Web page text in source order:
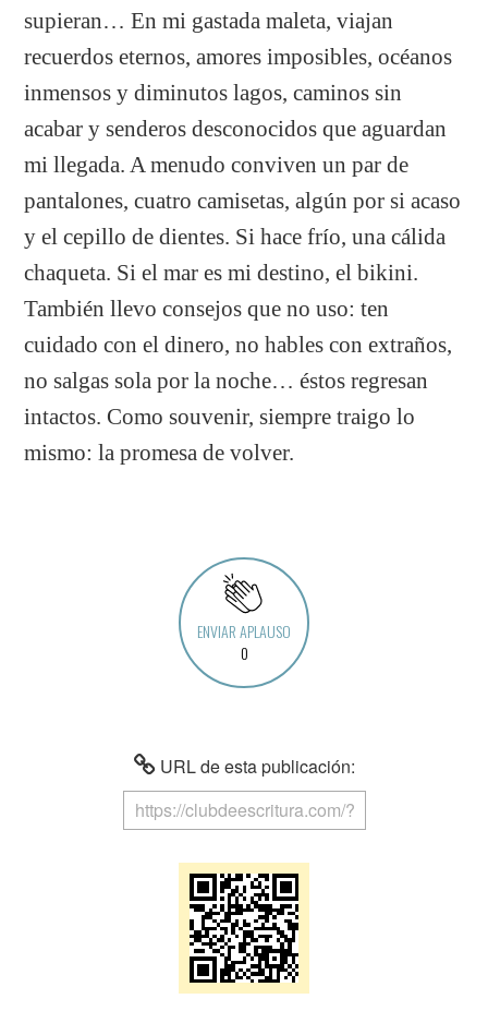
supieran… En mi gastada maleta, viajan
recuerdos eternos, amores imposibles, océanos
inmensos y diminutos lagos, caminos sin
acabar y senderos desconocidos que aguardan
mi llegada. A menudo conviven un par de
pantalones, cuatro camisetas, algún por si acaso
y el cepillo de dientes. Si hace frío, una cálida
chaqueta. Si el mar es mi destino, el bikini.
También llevo consejos que no uso: ten
cuidado con el dinero, no hables con extraños,
no salgas sola por la noche… éstos regresan
intactos. Como souvenir, siempre traigo lo
mismo: la promesa de volver.
ENVIAR APLAUSO
0
URL de esta publicación: